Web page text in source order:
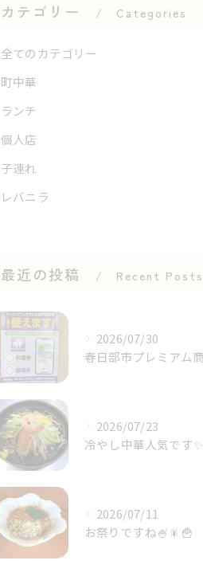
カテゴリー Categories
全てのカテゴリー
町中華
ランチ
個人店
子連れ
レバニラ
最近の投稿 Recent Posts
2026/07/30
2026/07/23
冷やし中華人気です✨⁡
2026/07/11
お祭りですね🍧🎇🍟⁡